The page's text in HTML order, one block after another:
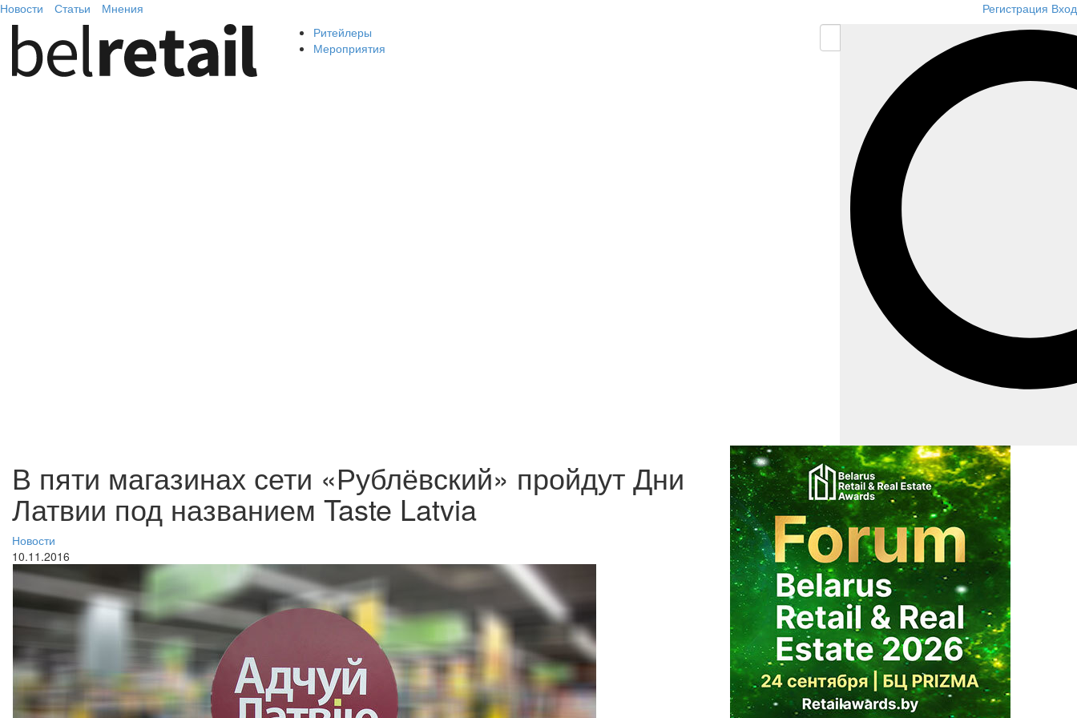
Новости Статьи Мнения Регистрация Вход
Ритейлеры
Мероприятия
В пяти магазинах сети «Рублёвский» пройдут Дни
Латвии под названием Taste Latvia
Новости
10.11.2016